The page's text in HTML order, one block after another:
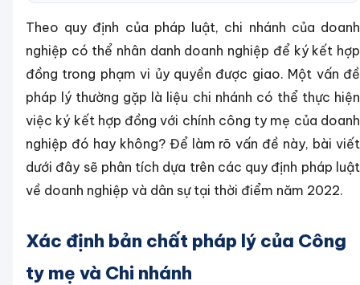
Theo quy định của pháp luật, chi nhánh của doanh
nghiệp có thể nhân danh doanh nghiệp để ký kết hợp
đồng trong phạm vi ủy quyền được giao. Một vấn đề
pháp lý thường gặp là liệu chi nhánh có thể thực hiện
việc ký kết hợp đồng với chính công ty mẹ của doanh
nghiệp đó hay không? Để làm rõ vấn đề này, bài viết
dưới đây sẽ phân tích dựa trên các quy định pháp luật
về doanh nghiệp và dân sự tại thời điểm năm 2022.
Xác định bản chất pháp lý của Công
ty mẹ và Chi nhánh